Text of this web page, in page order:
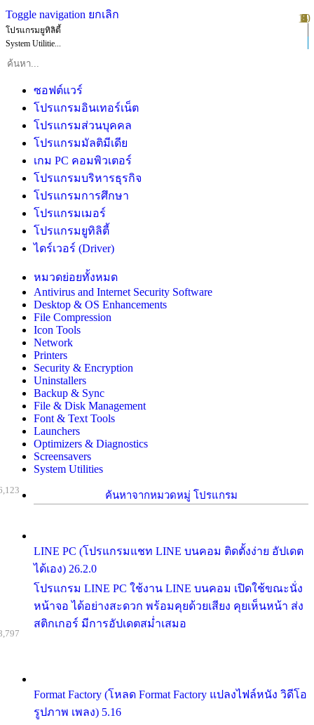
Toggle navigation ยกเลิก
โปรแกรมยูทิลิตี้
System Utilitie...
ซอฟต์แวร์
โปรแกรมอินเทอร์เน็ต
โปรแกรมส่วนบุคคล
โปรแกรมมัลติมีเดีย
เกม PC คอมพิวเตอร์
โปรแกรมบริหารธุรกิจ
โปรแกรมการศึกษา
โปรแกรมเมอร์
โปรแกรมยูทิลิตี้
ไดร์เวอร์ (Driver)
หมวดย่อยทั้งหมด
Antivirus and Internet Security Software
Desktop & OS Enhancements
File Compression
Icon Tools
Network
Printers
Security & Encryption
Uninstallers
Backup & Sync
File & Disk Management
Font & Text Tools
Launchers
Optimizers & Diagnostics
Screensavers
System Utilities
ค้นหาจากหมวดหมู่ โปรแกรม
LINE PC (โปรแกรมแชท LINE บนคอม ติดตั้งง่าย อัปเดต
ได้เอง) 26.2.0
โปรแกรม LINE PC ใช้งาน LINE บนคอม เปิดใช้ขณะนั่ง
หน้าจอ ได้อย่างสะดวก พร้อมคุยด้วยเสียง คุยเห็นหน้า ส่ง
สติกเกอร์ มีการอัปเดตสม่ำเสมอ
Format Factory (โหลด Format Factory แปลงไฟล์หนัง วิดีโอ
รูปภาพ เพลง) 5.16
1
2
3
4
5
6
7
8
9
10